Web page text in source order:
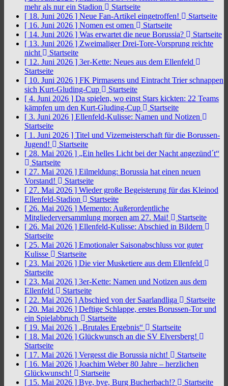
mehr als nur ein Stadion
Startseite
[ 18. Juni 2026 ] Neue Fan-Artikel eingetroffen!
Startseite
[ 16. Juni 2026 ] Nomen est omen
Startseite
[ 14. Juni 2026 ] Was erwartet die neue Borussia?
Startseite
[ 13. Juni 2026 ] Zweimaliger Drei-Tore-Vorsprung reichte
nicht
Startseite
[ 12. Juni 2026 ] 3er-Kette: Neues aus dem Ellenfeld
Startseite
[ 10. Juni 2026 ] FK Pirmasens und Eintracht Trier schnappen
sich Kurt-Gluding-Cup
Startseite
[ 4. Juni 2026 ] Da spielen, wo einst Stars kickten: 22 Teams
kämpfen um den Kurt-Gluding-Cup
Startseite
[ 3. Juni 2026 ] Ellenfeld-Kulisse: Namen und Notizen
Startseite
[ 1. Juni 2026 ] Titel und Vizemeisterschaft für die Borussen-
Jugend!
Startseite
[ 28. Mai 2026 ] „Ein helles Licht bei der Nacht angezünd´t“
Startseite
[ 27. Mai 2026 ] Eilmeldung: Borussia hat einen neuen
Vorstand!
Startseite
[ 27. Mai 2026 ] Wieder große Begeisterung für das Kleinod
Ellenfeld-Stadion
Startseite
[ 26. Mai 2026 ] Memento: Außerordentliche
Mitgliederversammlung morgen am 27. Mai!
Startseite
[ 26. Mai 2026 ] Ellenfeld-Kulisse: Abschied in Bildern
Startseite
[ 25. Mai 2026 ] Emotionaler Saisonabschluss vor guter
Kulisse
Startseite
[ 23. Mai 2026 ] Die vier Musketiere aus dem Ellenfeld
Startseite
[ 23. Mai 2026 ] 3er-Kette: Namen und Notizen aus dem
Ellenfeld
Startseite
[ 22. Mai 2026 ] Abschied von der Saarlandliga
Startseite
[ 20. Mai 2026 ] Deftige Schlappe, erstes Borussen-Tor und
ein Spielabbruch
Startseite
[ 19. Mai 2026 ] „Brutales Ergebnis“
Startseite
[ 18. Mai 2026 ] Glückwunsch an die SV Elversberg!
Startseite
[ 17. Mai 2026 ] Vergesst die Borussia nicht!
Startseite
[ 16. Mai 2026 ] Joachim Weber 80 Jahre – herzlichen
Glückwunsch!
Startseite
[ 15. Mai 2026 ] Bye, bye, Burg Bucherbach!?
Startseite